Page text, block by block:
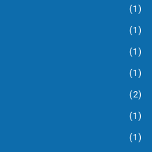
(1)
(1)
(1)
(1)
(2)
(1)
(1)